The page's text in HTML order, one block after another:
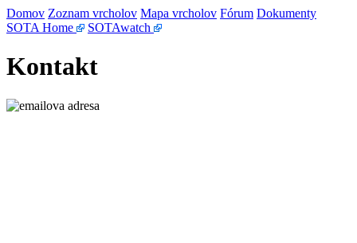
Domov Zoznam vrcholov Mapa vrcholov Fórum Dokumenty
SOTA Home
SOTAwatch
Kontakt